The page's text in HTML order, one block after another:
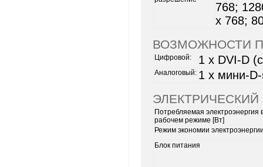
768;
x 768;
ВОЗМОЖНОСТИ
Цифровой: 1 x DVI-D
Аналоговый: 1 x мини-
ЭЛЕКТРИЧЕСКИЙ
Потребляемая электроэнергия
рабочем режиме [Вт]
Режим экономии
Блок питания